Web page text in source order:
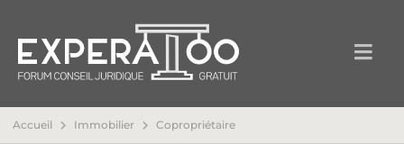
Accueil Immobilier Copropriétaire